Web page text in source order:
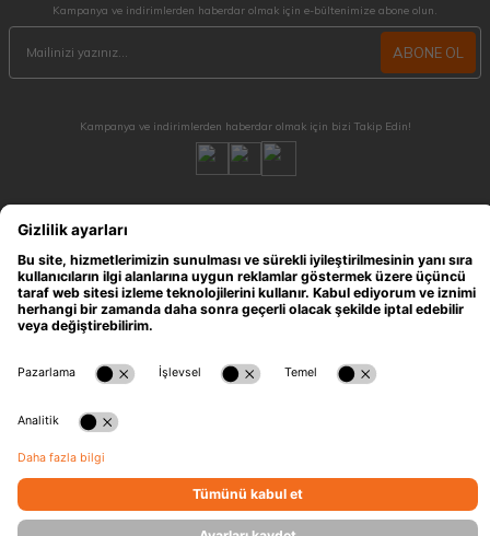
Kampanya ve indirimlerden haberdar olmak için e-bültenimize abone olun.
ABONE OL
Kampanya ve indirimlerden haberdar olmak için bizi Takip Edin!
siparişleriniz için ulaşabilirsiniz.
0212 909 96 28
KATEGORİLER
İLETİŞİM
T-SoftE-TicaretSistemleriyle Hazırlanmıştır.